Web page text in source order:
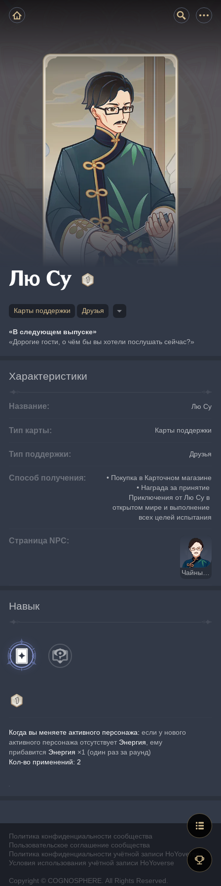
Лю Су
Карты поддержки Друзья
«В следующем выпуске»
«Дорогие гости, о чём бы вы хотели послушать сейчас?»
Характеристики
Название: Лю Су
Тип карты: Карты поддержки
Тип поддержки: Друзья
Способ получения:
• Покупка в Карточном магазине
• Награда за принятие
Приключения от Лю Су в
открытом мире и выполнение
всех целей испытания
Страница NPC:
Чайный доктор Лю Су
Навык
Когда вы меняете активного персонажа: если у нового
активного персонажа отсутствует Энергия , ему
прибавится Энергия ×1 (один раз за раунд)
Кол-во применений: 2
Политика конфиденциальности сообщества
Пользовательское соглашение сообщества
Политика конфиденциальности учётной записи HoYoverse
Условия использования учётной записи HoYoverse
Copyright © COGNOSPHERE. All Rights Reserved.